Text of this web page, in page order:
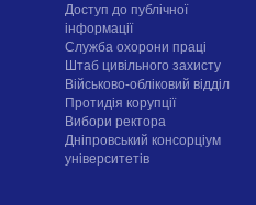
Доступ до публічної
інформації
Служба охорони праці
Штаб цивільного захисту
Військово-обліковий відділ
Протидія корупції
Вибори ректора
Дніпровський консорціум
університетів